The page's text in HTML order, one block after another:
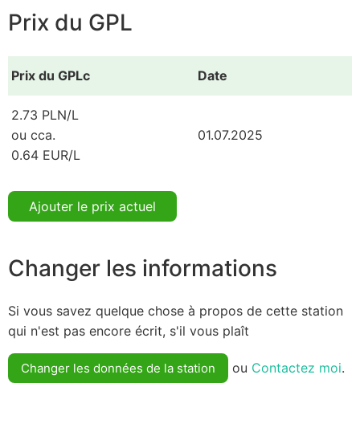
Prix du GPL
Prix du GPLc Date
2.73 PLN/L
ou cca.
0.64 EUR/L
01.07.2025
Ajouter le prix actuel
Changer les informations
Si vous savez quelque chose à propos de cette station
qui n'est pas encore écrit, s'il vous plaît
Changer les données de la station ou Contactez moi.